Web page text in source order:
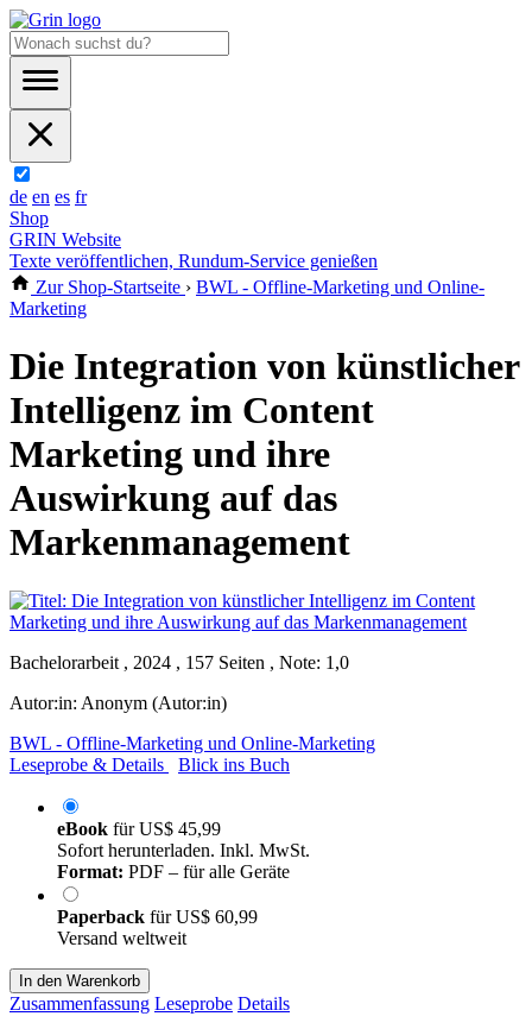
de en es fr
Shop
GRIN Website
Texte veröffentlichen, Rundum-Service genießen
Zur Shop-Startseite › BWL - Offline-Marketing und Online-
Marketing
Die Integration von künstlicher
Intelligenz im Content
Marketing und ihre
Auswirkung auf das
Markenmanagement
Bachelorarbeit , 2024 , 157 Seiten , Note: 1,0
Autor:in: Anonym (Autor:in)
BWL - Offline-Marketing und Online-Marketing
Leseprobe & Details
Blick ins Buch
eBook fürUS$ 45,99
Sofort herunterladen. Inkl. MwSt.
Format: PDF – für alle Geräte
Paperback fürUS$ 60,99
Versand weltweit
In den Warenkorb
Zusammenfassung Leseprobe Details